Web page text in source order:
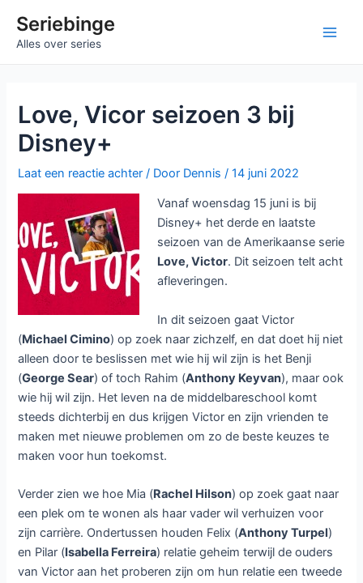
naarSeriebinge
Alles over series
Love, Vicor seizoen 3 bij
Disney+
Laat een reactie achter / Door Dennis/14 juni 2022
Vanaf woensdag 15 juni is bij
Disney+ het derde en laatste
seizoen van de Amerikaanse serie
Love, Victor. Dit seizoen telt acht
afleveringen.
In dit seizoen gaat Victor
(Michael Cimino) op zoek naar zichzelf, en dat doet hij niet
alleen door te beslissen met wie hij wil zijn is het Benji
(George Sear) of toch Rahim (Anthony Keyvan), maar ook
wie hij wil zijn. Het leven na de middelbareschool komt
steeds dichterbij en dus krijgen Victor en zijn vrienden te
maken met nieuwe problemen om zo de beste keuzes te
maken voor hun toekomst.
Verder zien we hoe Mia (Rachel Hilson) op zoek gaat naar
een plek om te wonen als haar vader wil verhuizen voor
zijn carrière. Ondertussen houden Felix (Anthony Turpel)
en Pilar (Isabella Ferreira) relatie geheim terwijl de ouders
van Victor aan het proberen zijn om hun relatie een tweede